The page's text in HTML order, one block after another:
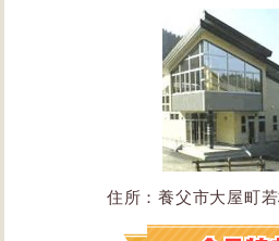
住所：養父市大屋町